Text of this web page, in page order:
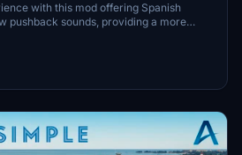
with this mod offering Spanish
pushback sounds, providing a more
experience. Simply install the files in
GSX in Spanish.